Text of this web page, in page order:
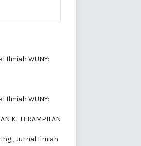
Ilmiah WUNY:
Ilmiah WUNY:
KETERAMPILAN
,Jurnal Ilmiah